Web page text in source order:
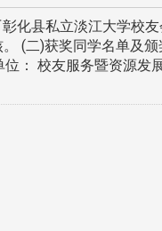
化县私立淡江大学校
(二)获奖同学名单及
： 校友服务暨资源发